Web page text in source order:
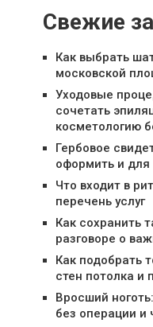
Свежие
Как выбрать
московской
Уходовые
сочетать
косметологию
Гербовое
оформить и для
Что входит в
перечень услуг
Как сохранить
разговоре о
Как подобрать
стен потолка и
Вросший
без операции и